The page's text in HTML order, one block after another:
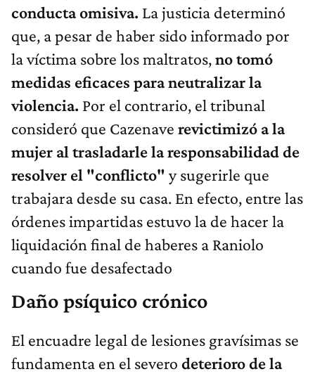
conducta omisiva. La justicia determinó
que, a pesar de haber sido informado por
la víctima sobre los maltratos,no tomó
medidas eficaces para neutralizar la
violencia. Por el contrario, el tribunal
consideró que Cazenave revictimizó a la
mujer al trasladarle la responsabilidad de
resolver el "conflicto" y sugerirle que
trabajara desde su casa. En efecto, entre las
órdenes impartidas estuvo la de hacer la
liquidación final de haberes a Raniolo
cuando fue desafectado
Daño psíquico crónico
El encuadre legal de lesiones gravísimas se
fundamenta en el severo deterioro de la